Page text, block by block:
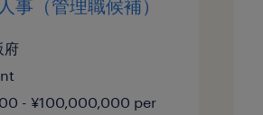
事（管理職候補）
府
- ¥100,000,000 per